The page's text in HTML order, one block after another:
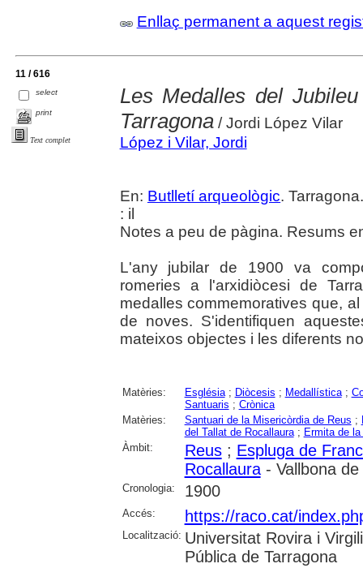
Enllaç permanent a aquest
11 / 616
select
print
Text complet
Les Medalles del
Tarragona/ Jordi López Vilar
López i Vilar, Jordi
En: Butlletí arqueològic.
: il
Notes a peu de pàgina. Resums
L'any jubilar de 1900 va
romeries a l'arxidiòcesi de
medalles commemoratives que,
de noves. S'identifiquen
mateixos objectes i les diferents
Matèries: Església; Diòcesis ; Medallística;
Santuaris ; Crònica
Matèries:
Santuari de la Misericòrdia de Reus ;
del Tallat de Rocallaura; Ermita de
Àmbit:
Reus; Espluga de
Rocallaura- Vallbona de
Cronologia: 1900
Accés: https://raco.cat/
Localització: Universitat Rovira i
Pública de Tarragona